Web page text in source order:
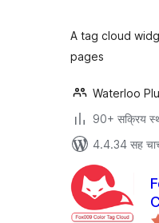
A tag cloud
pages
Waterloo
90+ सक्रिय
4.4.34 सह